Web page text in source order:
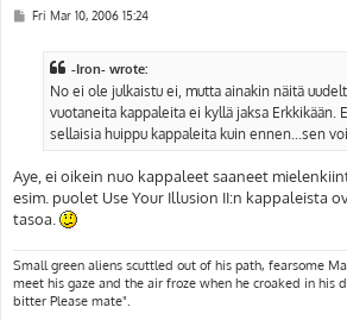
PFri Mar 10, 2006 15:24
-Iron- wrote:
No ei ole julkaistu ei, mutta ainakin näitä
vuotaneita kappaleita ei kyllä jaksa Erkkikään.
sellaisia huippu kappaleita kuin ennen...sen
Aye, ei oikein nuo kappaleet saaneet
esim. puolet Use Your Illusion II:n kappaleista
tasoa.
Small green aliens scuttled out of his path, fearsome
meet his gaze and the air froze when he croaked in his
bitter Please mate".